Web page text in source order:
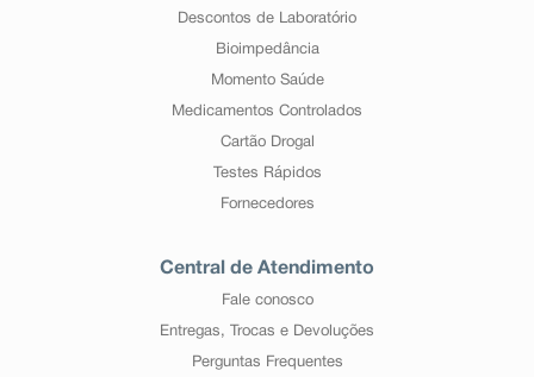
Descontos de Laboratório
Bioimpedância
Momento Saúde
Medicamentos Controlados
Cartão Drogal
Testes Rápidos
Fornecedores
Central de Atendimento
Fale conosco
Entregas, Trocas e Devoluções
Perguntas Frequentes